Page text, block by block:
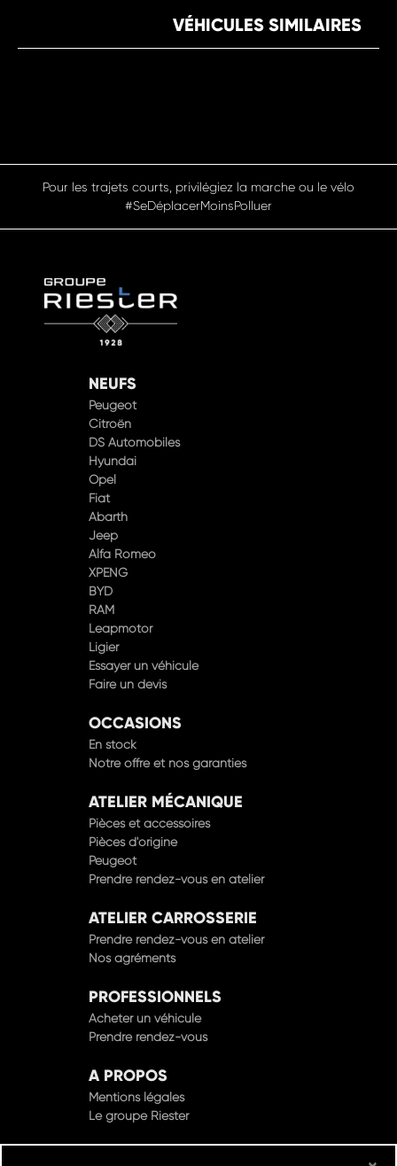
VÉHICULES SIMILAIRES
Pour les trajets courts, privilégiez la marche ou le vélo
#SeDéplacerMoinsPolluer
NEUFS
Peugeot
Citroën
DS Automobiles
Hyundai
Opel
Fiat
Abarth
Jeep
Alfa Romeo
XPENG
BYD
RAM
Leapmotor
Ligier
Essayer un véhicule
Faire un devis
OCCASIONS
En stock
Notre offre et nos garanties
ATELIER MÉCANIQUE
Pièces et accessoires
Pièces d'origine
Peugeot
Prendre rendez-vous en atelier
ATELIER CARROSSERIE
Prendre rendez-vous en atelier
Nos agréments
PROFESSIONNELS
Acheter un véhicule
Prendre rendez-vous
A PROPOS
Mentions légales
Le groupe Riester